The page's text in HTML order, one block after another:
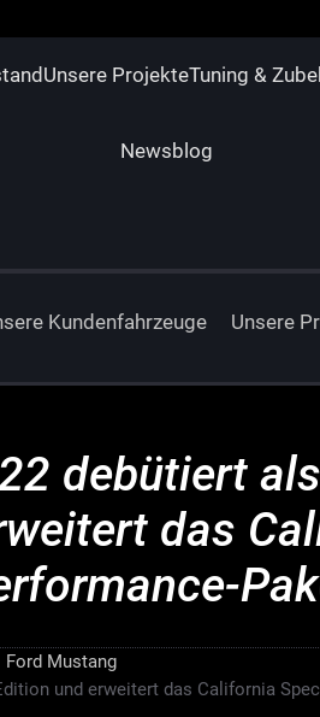
Unsere ProjekteTuning &
Newsblog
Kundenfahrzeuge Unsere
debütiert
das
Ford Mustang
und erweitert das California